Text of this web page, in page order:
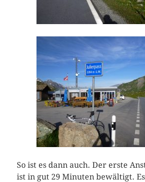
So ist es dann auch. Der erste
ist in gut 29 Minuten bewältigt.